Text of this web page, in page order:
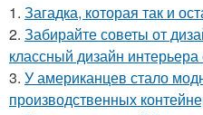
1. Загадка, которая так и
2. Забирайте советы от
классный дизайн интерьера
3. У американцев стало
производственных